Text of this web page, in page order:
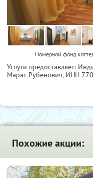
Номерной фонд
Услуги предоставляет:
Марат Рубенович, ИНН
Похожие акции: